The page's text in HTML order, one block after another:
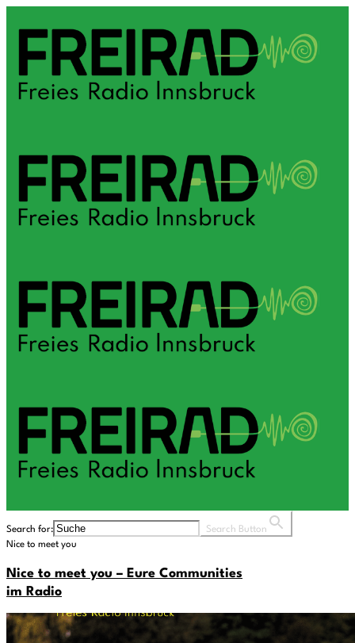
Search for:
Search Button
Nice to meet you
Nice to meet you – Eure Communities
im Radio